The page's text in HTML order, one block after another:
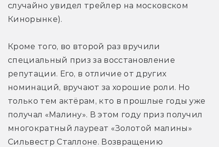
случайно увидел трейлер на московском
Кинорынке).
Кроме того, во второй раз вручили
специальный приз за восстановление
репутации. Его, в отличие от других
номинаций, вручают за хорошие роли. Но
только тем актёрам, кто в прошлые годы уже
получал «Малину». В этом году приз получил
многократный лауреат «Золотой малины»
Сильвестр Сталлоне. Возвращению